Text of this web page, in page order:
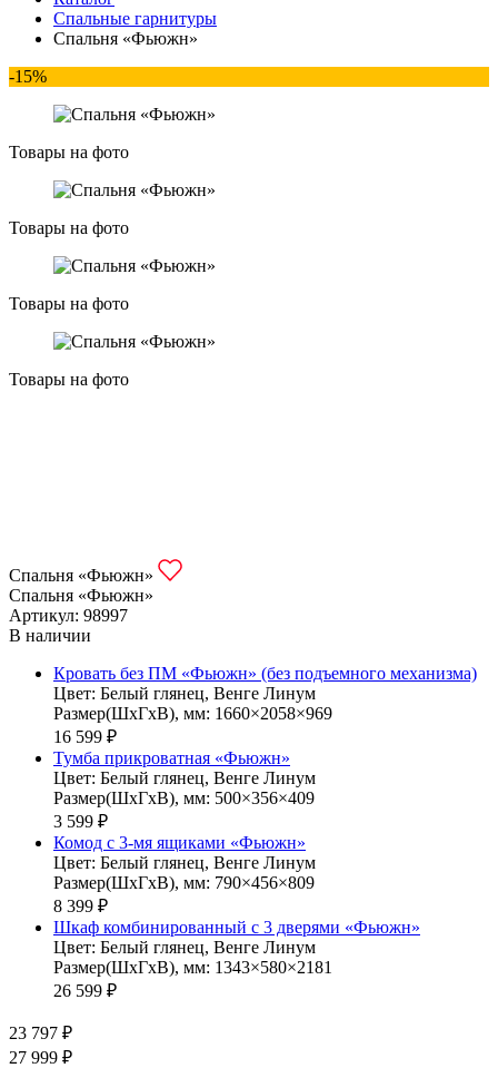
Спальные гарнитуры
Спальня «Фьюжн»
-15%
Товары на фото
Товары на фото
Товары на фото
Товары на фото
Спальня «Фьюжн»
Спальня «Фьюжн»
Артикул: 98997
В наличии
Кровать без ПМ «Фьюжн» (без подъемного механизма)
Цвет: Белый глянец, Венге Линум
Размер(ШхГхВ), мм: 1660×2058×969
16 599 ₽
Тумба прикроватная «Фьюжн»
Цвет: Белый глянец, Венге Линум
Размер(ШхГхВ), мм: 500×356×409
3 599 ₽
Комод с 3-мя ящиками «Фьюжн»
Цвет: Белый глянец, Венге Линум
Размер(ШхГхВ), мм: 790×456×809
8 399 ₽
Шкаф комбинированный с 3 дверями «Фьюжн»
Цвет: Белый глянец, Венге Линум
Размер(ШхГхВ), мм: 1343×580×2181
26 599 ₽
23 797 ₽
27 999 ₽